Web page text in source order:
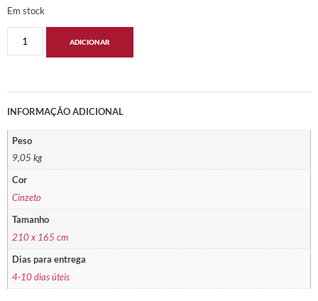
Em stock
ADICIONAR
INFORMAÇÃO ADICIONAL
Peso
9,05 kg
Cor
Cinzeto
Tamanho
210 x 165 cm
Dias para entrega
4-10 dias úteis